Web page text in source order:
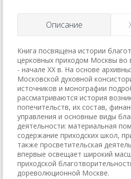
Описание
Книга посвящена истории
церковных приходом Москвы во
- начале XX в. На основе
Московской духовной
источников и монографии
рассматриваются история
попечительств, их состав,
управления и основные виды
деятельности: материальная
содержание приходских школ,
также просветительская
впервые освещает широкий
приходской
дореволюционной Москве.